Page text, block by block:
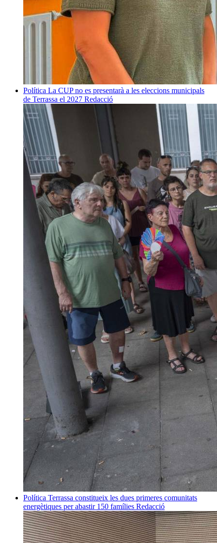
Política La CUP no es presentarà a les eleccions municipals
de Terrassa el 2027 Redacció
Política Terrassa constitueix les dues primeres comunitats
energètiques per abastir 150 famílies Redacció